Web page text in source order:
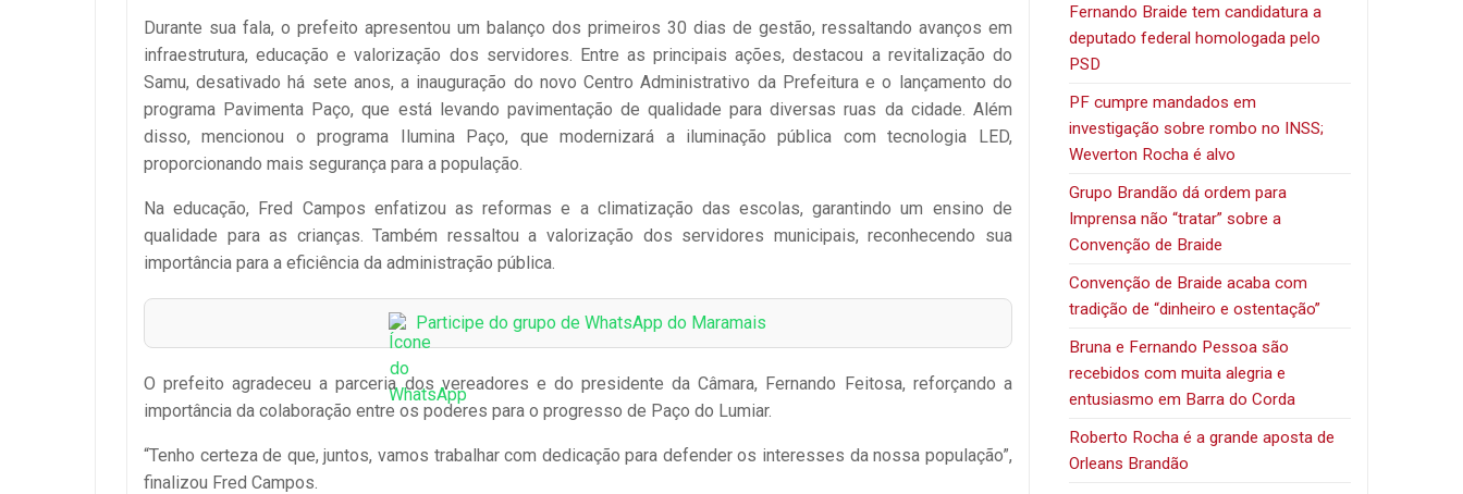
Durante sua fala, o prefeito apresentou um balanço dos primeiros 30 dias de gestão, ressaltando avanços em
infraestrutura, educação e valorização dos servidores. Entre as principais ações, destacou a revitalização do
Samu, desativado há sete anos, a inauguração do novo Centro Administrativo da Prefeitura e o lançamento do
programa Pavimenta Paço, que está levando pavimentação de qualidade para diversas ruas da cidade. Além
disso, mencionou o programa Ilumina Paço, que modernizará a iluminação pública com tecnologia LED,
proporcionando mais segurança para a população.
Na educação, Fred Campos enfatizou as reformas e a climatização das escolas, garantindo um ensino de
qualidade para as crianças. Também ressaltou a valorização dos servidores municipais, reconhecendo sua
importância para a eficiência da administração pública.
Participe do grupo de WhatsApp do Maramais
O prefeito agradeceu a parceria dos vereadores e do presidente da Câmara, Fernando Feitosa, reforçando a
importância da colaboração entre os poderes para o progresso de Paço do Lumiar.
“Tenho certeza de que, juntos, vamos trabalhar com dedicação para defender os interesses da nossa população”,
finalizou Fred Campos.
Fernando Braide tem candidatura a
deputado federal homologada pelo
PSD
PF cumpre mandados em
investigação sobre rombo no INSS;
Weverton Rocha é alvo
Grupo Brandão dá ordem para
Imprensa não “tratar” sobre a
Convenção de Braide
Convenção de Braide acaba com
tradição de “dinheiro e ostentação”
Bruna e Fernando Pessoa são
recebidos com muita alegria e
entusiasmo em Barra do Corda
Roberto Rocha é a grande aposta de
Orleans Brandão